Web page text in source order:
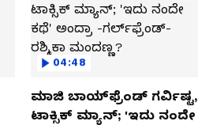
04:48
ಮಾಜಿ ಬಾಯ್‌ಫ್ರೆಂಡ್ ಗರ್ವಿಷ್ಟ,
ಟಾಕ್ಸಿಕ್ ಮ್ಯಾನ್; 'ಇದು ನಂದೇ